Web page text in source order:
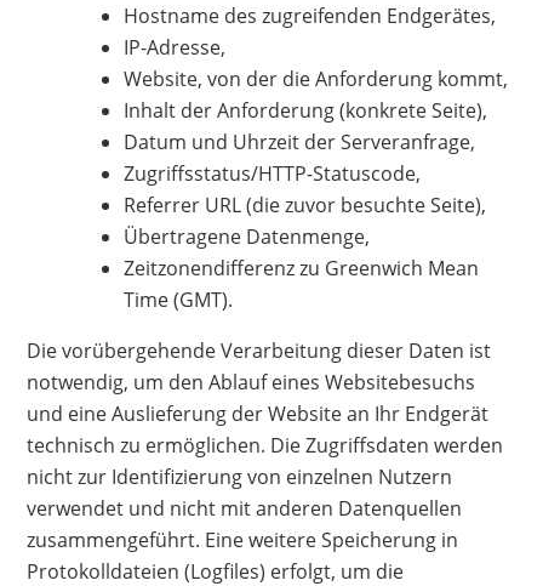
Hostname des zugreifenden Endgerätes,
IP-Adresse,
Website, von der die Anforderung kommt,
Inhalt der Anforderung (konkrete Seite),
Datum und Uhrzeit der Serveranfrage,
Zugriffsstatus/HTTP-Statuscode,
Referrer URL (die zuvor besuchte Seite),
Übertragene Datenmenge,
Zeitzonendifferenz zu Greenwich Mean
Time (GMT).
Die vorübergehende Verarbeitung dieser Daten ist
notwendig, um den Ablauf eines Websitebesuchs
und eine Auslieferung der Website an Ihr Endgerät
technisch zu ermöglichen. Die Zugriffsdaten werden
nicht zur Identifizierung von einzelnen Nutzern
verwendet und nicht mit anderen Datenquellen
zusammengeführt. Eine weitere Speicherung in
Protokolldateien (Logfiles) erfolgt, um die